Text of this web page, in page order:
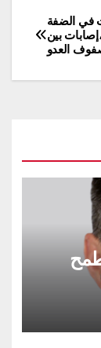
في الضفة
بين
العدو